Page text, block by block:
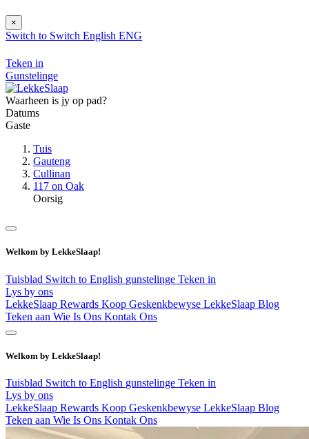
×
Switch to Switch English ENG
Teken in
Gunstelinge
Waarheen is jy op pad?
Datums
Gaste
Tuis
Gauteng
Cullinan
117 on Oak
Oorsig
Welkom by LekkeSlaap!
Tuisblad Switch to English gunstelinge Teken in
Lys by ons
LekkeSlaap Rewards Koop Geskenkbewyse LekkeSlaap Blog
Teken aan Wie Is Ons Kontak Ons
Welkom by LekkeSlaap!
Tuisblad Switch to English gunstelinge Teken in
Lys by ons
LekkeSlaap Rewards Koop Geskenkbewyse LekkeSlaap Blog
Teken aan Wie Is Ons Kontak Ons